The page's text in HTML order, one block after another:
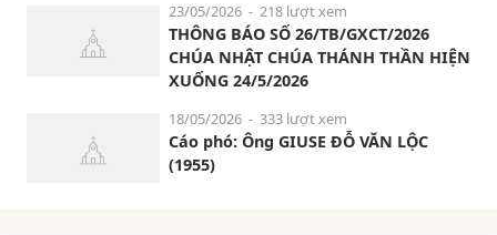
23/05/2026 - 218 lượt xem
THÔNG BÁO SỐ 26/TB/GXCT/2026
CHÚA NHẬT CHÚA THÁNH THẦN HIỆN
XUỐNG 24/5/2026
18/05/2026 - 333 lượt xem
Cáo phó: Ông GIUSE ĐỖ VĂN LỘC
(1955)